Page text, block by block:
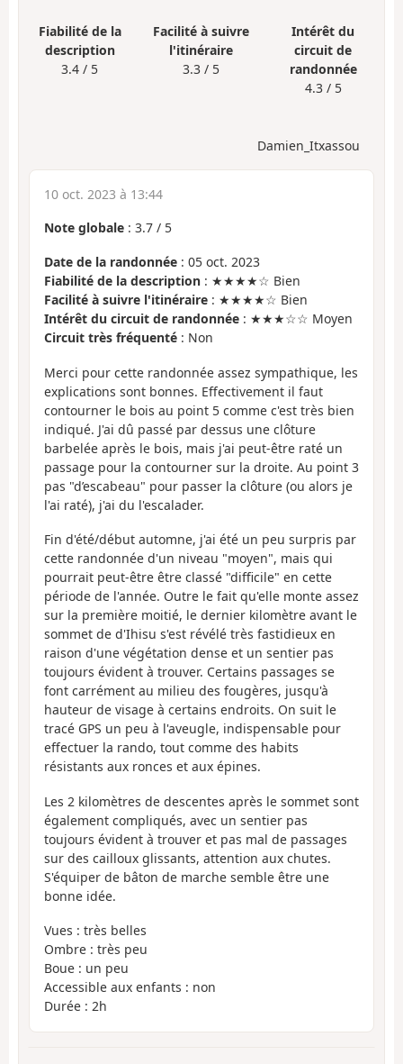
Fiabilité de la
description
3.4 / 5
Facilité à suivre
l'itinéraire
3.3 / 5
Intérêt du
circuit de
randonnée
4.3 / 5
Damien_Itxassou
10 oct. 2023 à 13:44
Note globale : 3.7 / 5
Date de la randonnée : 05 oct. 2023
Fiabilité de la description : ★★★★☆ Bien
Facilité à suivre l'itinéraire : ★★★★☆ Bien
Intérêt du circuit de randonnée : ★★★☆☆ Moyen
Circuit très fréquenté : Non
Merci pour cette randonnée assez sympathique, les
explications sont bonnes. Effectivement il faut
contourner le bois au point 5 comme c'est très bien
indiqué. J'ai dû passé par dessus une clôture
barbelée après le bois, mais j'ai peut-être raté un
passage pour la contourner sur la droite. Au point 3
pas "d’escabeau" pour passer la clôture (ou alors je
l'ai raté), j'ai du l'escalader.
Fin d'été/début automne, j'ai été un peu surpris par
cette randonnée d'un niveau "moyen", mais qui
pourrait peut-être être classé "difficile" en cette
période de l'année. Outre le fait qu'elle monte assez
sur la première moitié, le dernier kilomètre avant le
sommet de d'Ihisu s'est révélé très fastidieux en
raison d'une végétation dense et un sentier pas
toujours évident à trouver. Certains passages se
font carrément au milieu des fougères, jusqu'à
hauteur de visage à certains endroits. On suit le
tracé GPS un peu à l'aveugle, indispensable pour
effectuer la rando, tout comme des habits
résistants aux ronces et aux épines.
Les 2 kilomètres de descentes après le sommet sont
également compliqués, avec un sentier pas
toujours évident à trouver et pas mal de passages
sur des cailloux glissants, attention aux chutes.
S'équiper de bâton de marche semble être une
bonne idée.
Vues : très belles
Ombre : très peu
Boue : un peu
Accessible aux enfants : non
Durée : 2h